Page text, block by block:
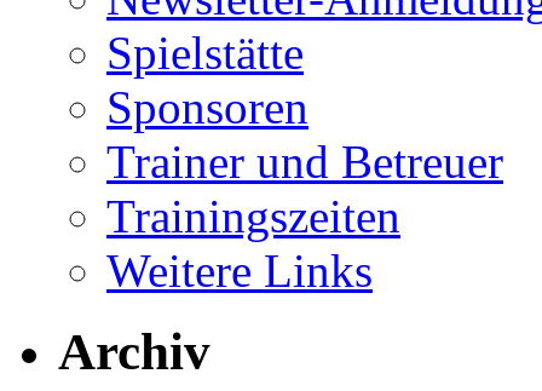
Spielstätte
Sponsoren
Trainer und Betreuer
Trainingszeiten
Weitere Links
Archiv